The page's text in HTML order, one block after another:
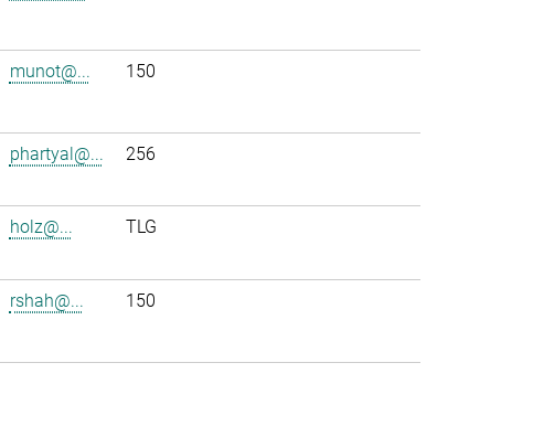
munot@... 150
phartyal@... 256
holz@... TLG
rshah@... 150